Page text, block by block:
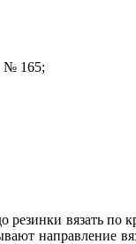
№ 165;
вязать по
направление